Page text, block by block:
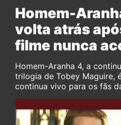
Homem-
volta atrás
filme nunca
Homem-Aranha 4, a
trilogia de Tobey Maguire,
continua vivo para os fãs